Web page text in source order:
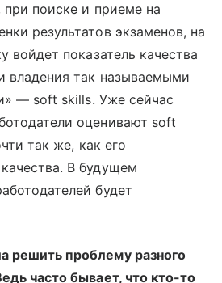
при поиске и приеме на
результатов экзаменов, на
войдет показатель качества
владения так называемыми
— soft skills. Уже сейчас
оценивают soft
так же, как его
В будущем
будет
проблему разного
часто бывает, что кто-то